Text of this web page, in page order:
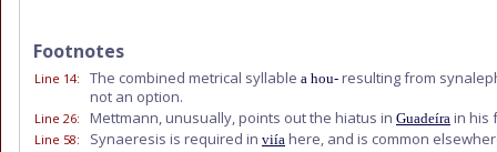
Footnotes
Line 14: The combined metrical syllable a hou- resulting from
not an option.
Line 26: Mettmann, unusually, points out the hiatus in Guadeíra in his
Line 58: Synaeresis is required in viía here, and is common